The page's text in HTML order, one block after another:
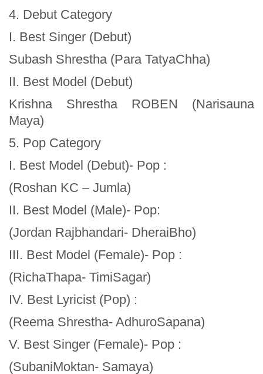
4. Debut Category
I. Best Singer (Debut)
Subash Shrestha (Para TatyaChha)
II. Best Model (Debut)
Krishna Shrestha ROBEN (Narisauna
Maya)
5. Pop Category
I. Best Model (Debut)- Pop :
(Roshan KC – Jumla)
II. Best Model (Male)- Pop:
(Jordan Rajbhandari- DheraiBho)
III. Best Model (Female)- Pop :
(RichaThapa- TimiSagar)
IV. Best Lyricist (Pop) :
(Reema Shrestha- AdhuroSapana)
V. Best Singer (Female)- Pop :
(SubaniMoktan- Samaya)